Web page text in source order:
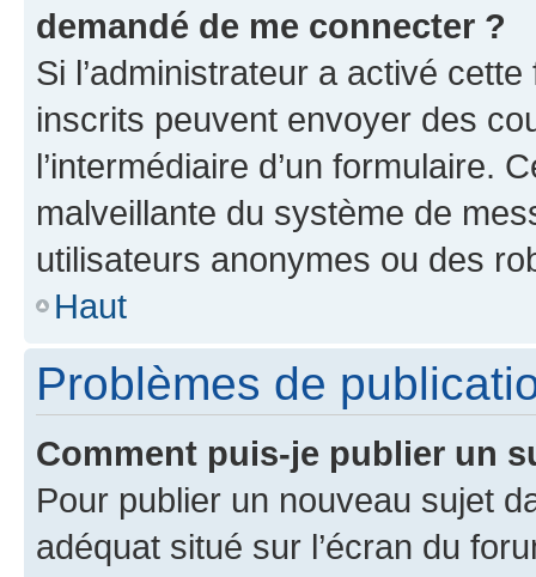
demandé de me connecter ?
Si l’administrateur a activé
inscrits peuvent envoyer des
l’intermédiaire d’un formulaire.
malveillante du système de
utilisateurs anonymes ou des
Haut
Problèmes de
Comment puis-je publier un
Pour publier un nouveau sujet
adéquat situé sur l’écran du